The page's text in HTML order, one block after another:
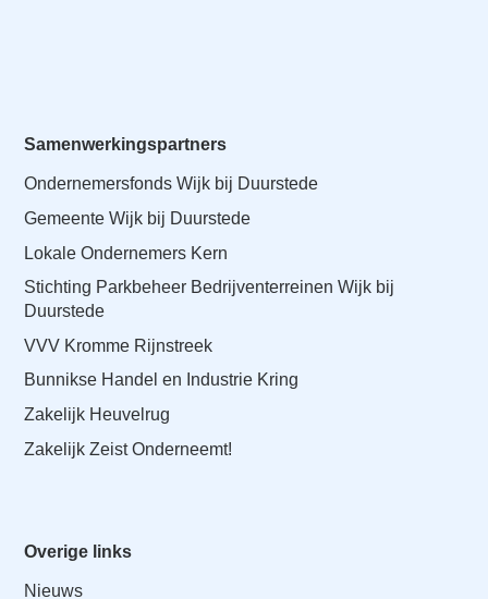
Samenwerkingspartners
Ondernemersfonds Wijk bij Duurstede
Gemeente Wijk bij Duurstede
Lokale Ondernemers Kern
Stichting Parkbeheer Bedrijventerreinen Wijk bij
Duurstede
VVV Kromme Rijnstreek
Bunnikse Handel en Industrie Kring
Zakelijk Heuvelrug
Zakelijk Zeist Onderneemt!
Overige links
Nieuws